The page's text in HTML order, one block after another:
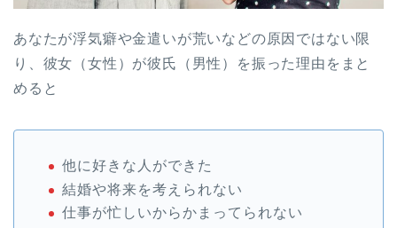
あなたが浮気癖や金遣いが荒いなどの原因ではない限
り、彼女（女性）が彼氏（男性）を振った理由をまと
めると
他に好きな人ができた
結婚や将来を考えられない
仕事が忙しいからかまってられない